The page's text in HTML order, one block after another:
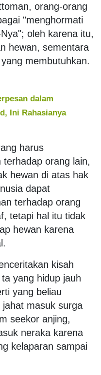
orang-orang
"menghormati
oleh karena itu,
hewan, sementara
membutuhkan.
dalam
Ini Rahasianya
harus
terhadap orang lain,
hewan di atas hak
dapat
terhadap orang
tetapi hal itu tidak
hewan karena
kisah
yang hidup jauh
yang beliau
masuk surga
seekor anjing,
neraka karena
kelaparan sampai